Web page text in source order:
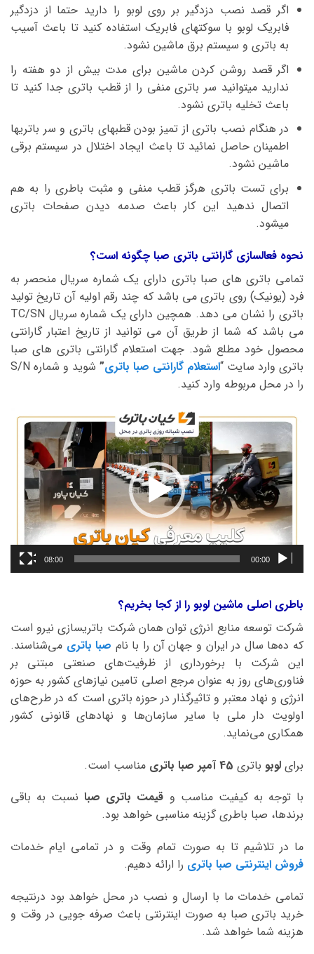
اگر قصد نصب دزدگیر بر روی لوبو را دارید حتما از دزدگیر
فابریک لوبو با سوکتهای فابریک استفاده کنید تا باعث آسیب
به باتری و سیستم برق ماشین نشود.
اگر قصد روشن کردن ماشین برای مدت بیش از دو هفته را
ندارید میتوانید سر باتری منفی را از قطب باتری جدا کنید تا
باعث تخلیه باتری نشود.
در هنگام نصب باتری از تمیز بودن قطبهای باتری و سر باتریها
اطمینان حاصل نمائید تا باعث ایجاد اختلال در سیستم برقی
ماشین نشود.
برای تست باتری هرگز قطب منفی و مثبت باطری را به هم
اتصال ندهید این کار باعث صدمه دیدن صفحات باتری
میشود.
نحوه فعالسازی گارانتی باتری صبا چگونه است؟
تمامی باتری های صبا باتری دارای یک شماره سریال منحصر به
فرد (یونیک) روی باتری می باشد که چند رقم اولیه آن تاریخ تولید
باتری را نشان می دهد. همچین دارای یک شماره سریال TC/SN
می باشد که شما از طریق آن می توانید از تاریخ اعتبار گارانتی
محصول خود مطلع شود. جهت استعلام گارانتی باتری های صبا
باتری وارد سایت “استعلام گارانتی صبا باتری”
شوید و شماره S/N
را در محل مربوطه وارد کنید.
نمایشگر
ویدیو
00:00
08:00
باطری اصلی ماشین لوبو را از کجا بخریم؟
شرکت توسعه منابع انرژی توان همان شرکت باتریسازی نیرو است
که ده‌ها سال در ایران و جهان آن را با نام صبا باتری می‌شناسند.
این شرکت با برخورداری از ظرفیت‌های صنعتی مبتنی بر
فناوری‌های روز به عنوان مرجع اصلی تامین نیازهای کشور به حوزه
انرژی و نهاد معتبر و تاثیرگذار در حوزه باتری است که در طرح‌های
اولویت دار ملی با سایر سازمان‌ها و نهادهای قانونی کشور
همکاری می‌نماید.
برای لوبو باتری باتری مناسب است.
با توجه به کیفیت مناسب و قیمت باتری صبانسبت به باقی
برندها، صبا باطری گزینه مناسبی خواهد بود.
ما در تلاشیم تا به صورت تمام وقت و در تمامی ایام خدمات
فروش اینترنتی صبا باتری را ارائه دهیم.
تمامی خدمات ما با ارسال و نصب در محل خواهد بود درنتیجه
خرید باتری صبا به صورت اینترنتی باعث صرفه جویی در وقت و
هزینه شما خواهد شد.